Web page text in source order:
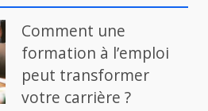
meilleur
espace
de
discussion
en
ligne
Comment une
formation à l’emploi
peut transformer
votre carrière ?